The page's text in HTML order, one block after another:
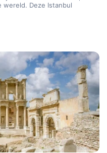
wereld. Deze Istanbul